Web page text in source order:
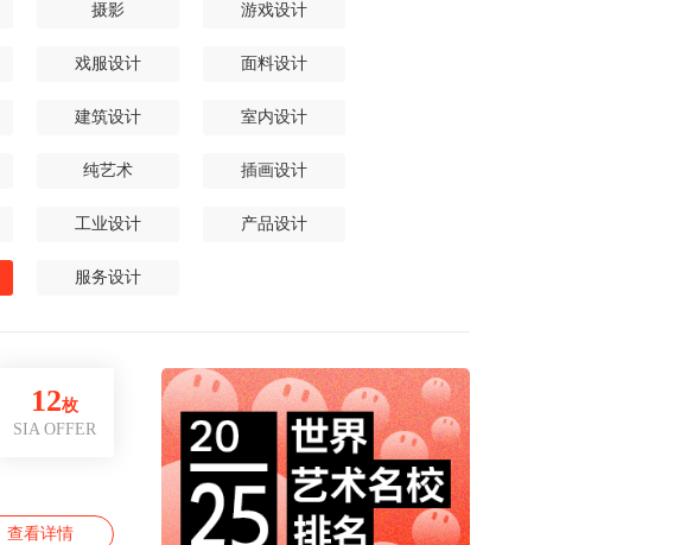
摄影 游戏设计
戏服设计 面料设计
建筑设计 室内设计
纯艺术 插画设计
工业设计 产品设计
服务设计
查看详情
12枚
SIA OFFER